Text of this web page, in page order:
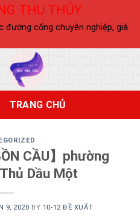
THU THỦY
đường cống chuyên nghiệp, giá
TRANG CHỦ
CẦU】phường
Dầu Một
9, 2020 BY 10-12 ĐỀ XUẤT